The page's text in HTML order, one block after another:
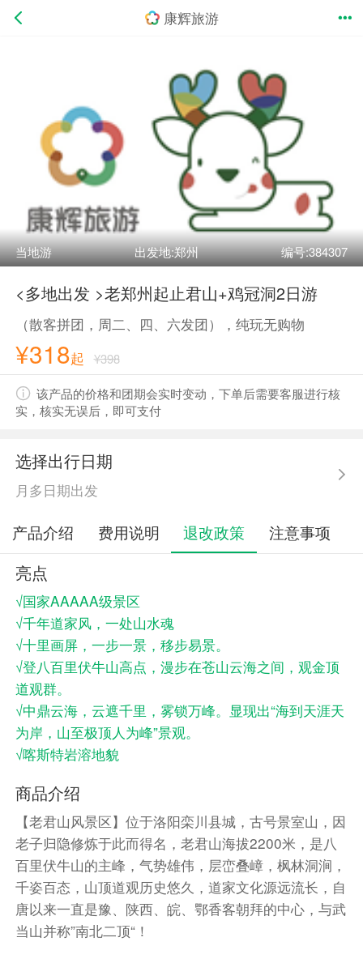
康辉旅游
当地游 出发地:郑州 编号:384307
<多地出发 >老郑州起止君山+鸡冠洞2日游
（散客拼团，周二、四、六发团），纯玩无购物
¥318起 ¥398
该产品的价格和团期会实时变动，下单后需要客服进行核
实，核实无误后，即可支付
选择出行日期
月多日期出发
产品介绍 费用说明 退改政策 注意事项
亮点
√国家AAAAA级景区
√千年道家风，一处山水魂
√十里画屏，一步一景，移步易景。
√登八百里伏牛山高点，漫步在苍山云海之间，观金顶
道观群。
√中鼎云海，云遮千里，雾锁万峰。显现出“海到天涯天
为岸，山至极顶人为峰”景观。
√喀斯特岩溶地貌
商品介绍
【老君山风景区】位于洛阳栾川县城，古号景室山，因
老子归隐修炼于此而得名，老君山海拔2200米，是八
百里伏牛山的主峰，气势雄伟，层峦叠嶂，枫林洞涧，
千姿百态，山顶道观历史悠久，道家文化源远流长，自
唐以来一直是豫、陕西、皖、鄂香客朝拜的中心，与武
当山并称”南北二顶“！